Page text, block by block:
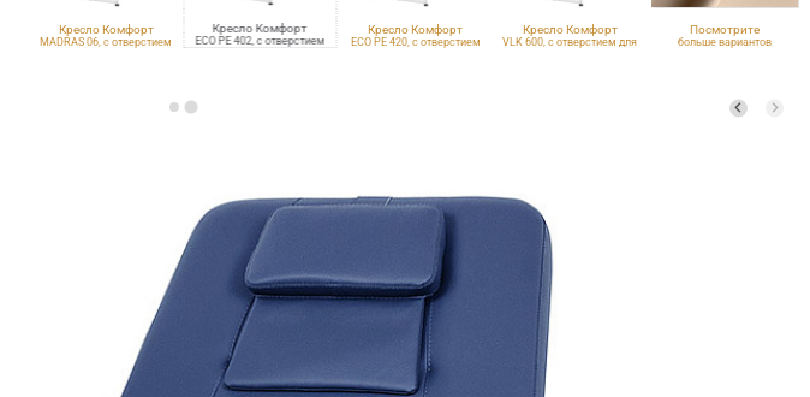
Кресло Комфорт
MADRAS 06, с отверстием
Кресло Комфорт
ECO PE 402, с отверстием
Кресло Комфорт
ECO PE 420, с отверстием
Кресло Комфорт
VLK 600, с отверстием для
Посмотрите
больше вариантов